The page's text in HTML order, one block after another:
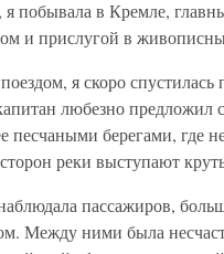
побывала в Кремле,
и прислугой в
я скоро
любезно
берегами, где
реки выступают
пассажиров,
Между ними была